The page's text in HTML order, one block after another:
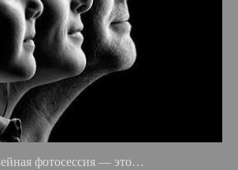
фотосессия — это…